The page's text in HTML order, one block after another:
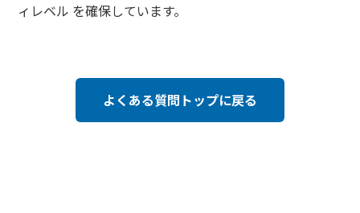
ィレベル を確保しています。
よくある質問トップに戻る